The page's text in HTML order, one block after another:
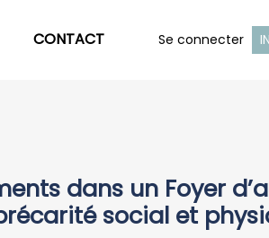
CONTACT Se connecter
dans un Foyer
social et